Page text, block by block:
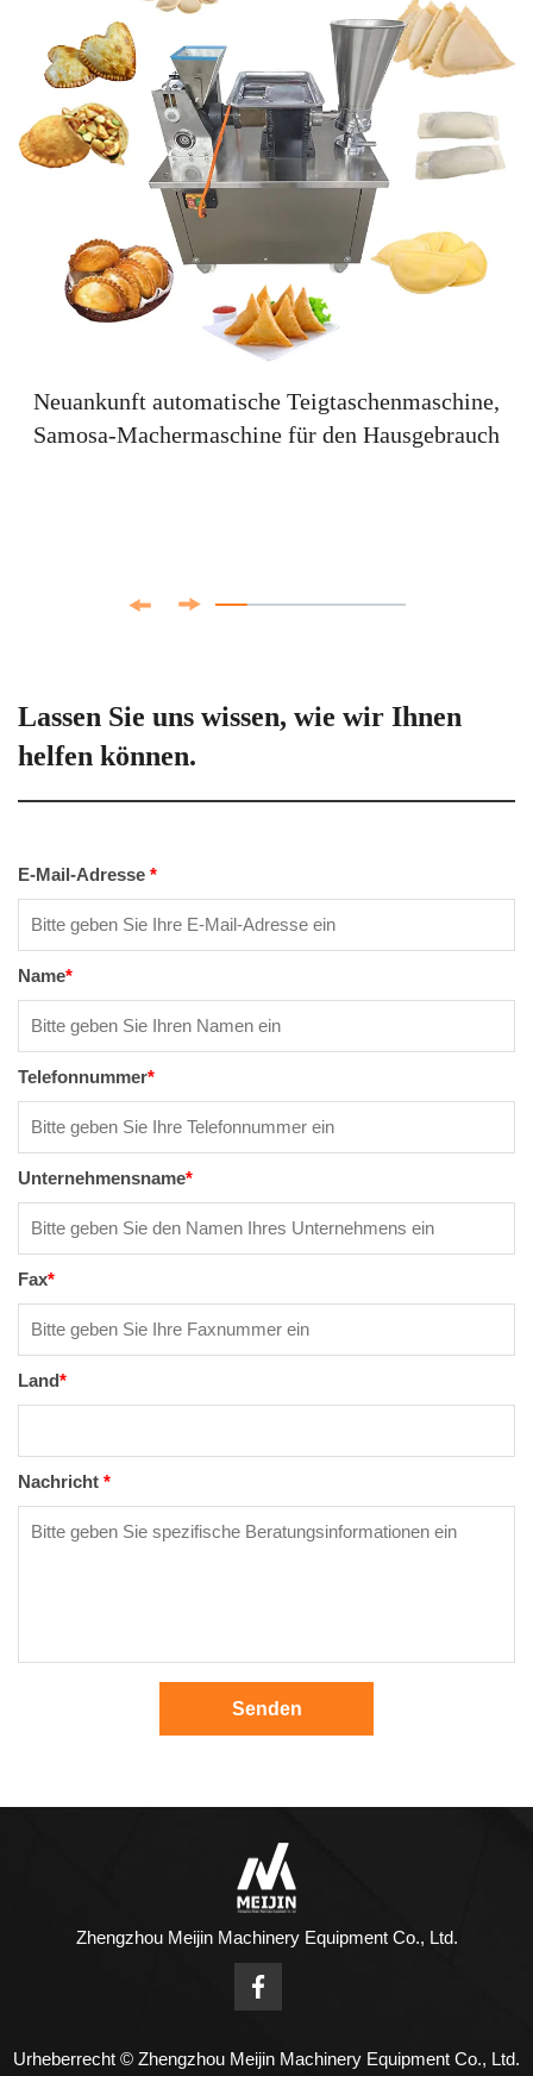
Neuankunft automatische Teigtaschenmaschine,
Samosa-Machermaschine für den Hausgebrauch
Lassen Sie uns wissen, wie wir Ihnen
helfen können.
E-Mail-Adresse *
Name*
Telefonnummer*
Unternehmensname*
Fax*
Land*
Nachricht *
Senden
Zhengzhou Meijin Machinery Equipment Co., Ltd.
Urheberrecht © Zhengzhou Meijin Machinery Equipment Co., Ltd.